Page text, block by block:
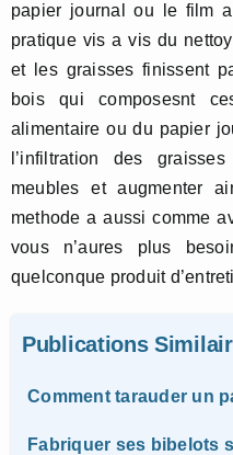
papier journal ou le film
pratique vis a vis du
et les graisses finissent
bois qui composesnt
alimentaire ou du papier
l’infiltration des
meubles et augmenter
methode a aussi comme
vous n’aures plus
quelconque produit
Publications
Comment tarauder un
Fabriquer ses bibelots